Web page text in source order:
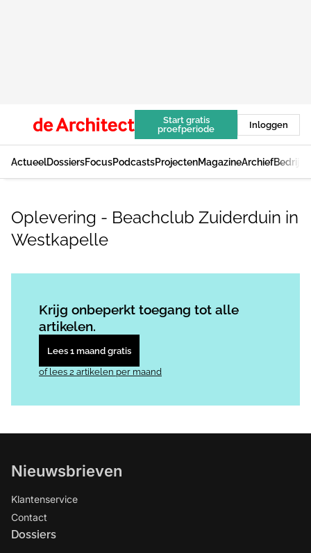
Start gratis
proefperiode
Inloggen
ActueelDossiersFocusPodcastsProjectenMagazineArchief
Oplevering - Beachclub Zuiderduin in
Westkapelle
Krijg onbeperkt toegang tot alle
artikelen.
Lees 1 maand gratis
of lees 2 artikelen per maand
Nieuwsbrieven
Klantenservice
Contact
Dossiers